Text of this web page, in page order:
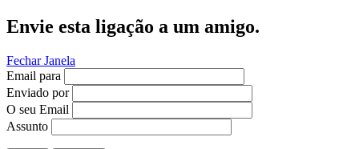
Envie esta ligação a um amigo.
Fechar Janela
Email para
Enviado por
O seu Email
Assunto